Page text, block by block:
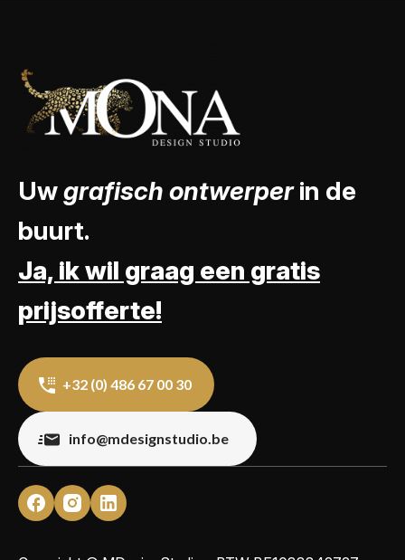
Uwgrafisch ontwerperin de
buurt.
Ja, ik wil graag een gratis
prijsofferte!
+32 (0) 486 67 00 30
info@mdesignstudio.be